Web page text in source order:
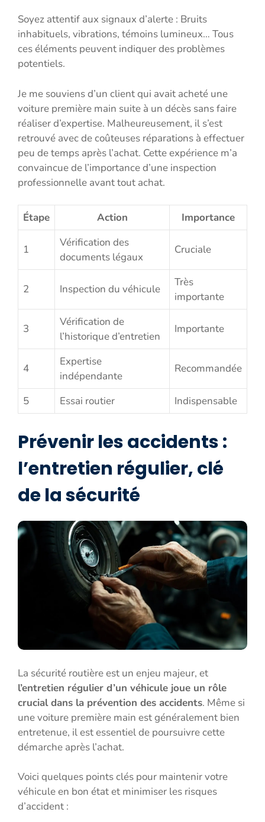
Soyez attentif aux signaux d’alerte : Bruits
inhabituels, vibrations, témoins lumineux… Tous
ces éléments peuvent indiquer des problèmes
potentiels.
Je me souviens d’un client qui avait acheté une
voiture première main suite à un décès sans faire
réaliser d’expertise. Malheureusement, il s’est
retrouvé avec de coûteuses réparations à effectuer
peu de temps après l’achat. Cette expérience m’a
convaincue de l’importance d’une inspection
professionnelle avant tout achat.
Étape Action Importance
1
Vérification des
documents légaux
Cruciale
2 Inspection du véhicule
Très
importante
3
Vérification de
l’historique d’entretien
Importante
4
Expertise
indépendante
Recommandée
5 Essai routier Indispensable
Prévenir les accidents :
l’entretien régulier, clé
de la sécurité
La sécurité routière est un enjeu majeur, et
l’entretien régulier d’un véhicule joue un rôle
crucial dans la prévention des accidents. Même si
une voiture première main est généralement bien
entretenue, il est essentiel de poursuivre cette
démarche après l’achat.
Voici quelques points clés pour maintenir votre
véhicule en bon état et minimiser les risques
d’accident :